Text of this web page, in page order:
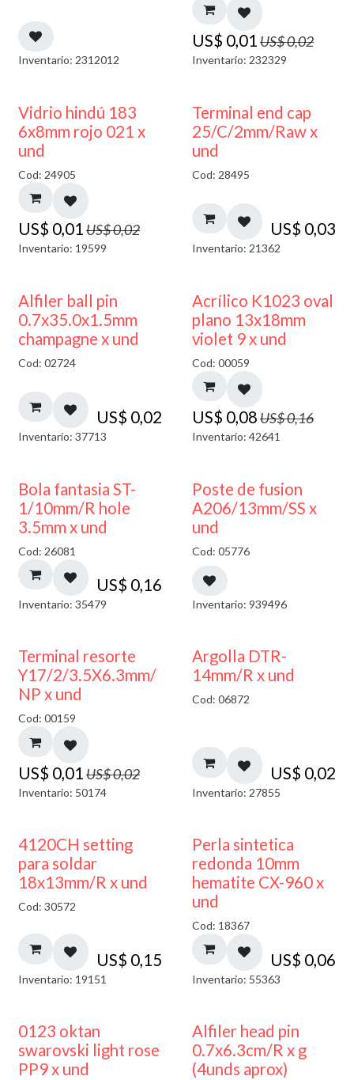
Inventario: 2312012
US$ 0,01US$0,02
Inventario: 232329
40% DESCUENTO
Vidrio hindú 183
6x8mm rojo 021 x
und
Cod: 24905
US$ 0,01US$0,02
Inventario: 19599
Terminal end cap
25/C/2mm/Raw x
und
Cod: 28495
US$ 0,03
Inventario: 21362
Alfiler ball pin
0.7x35.0x1.5mm
champagne x und
Cod: 02724
US$ 0,02
Inventario: 37713
50% DESCUENTO
Acrílico K1023 oval
plano 13x18mm
violet 9 x und
Cod: 00059
US$ 0,08US$0,16
Inventario: 42641
Bola fantasia ST-
1/10mm/R hole
3.5mm x und
Cod: 26081
US$ 0,16
Inventario: 35479
Poste de fusion
A206/13mm/SS x
und
Cod: 05776
Inventario: 939496
50% DESCUENTO
Terminal resorte
Y17/2/3.5X6.3mm/
NP x und
Cod: 00159
US$ 0,01 US$0,02
Inventario: 50174
Argolla DTR-
14mm/R x und
Cod: 06872
US$ 0,02
Inventario: 27855
4120CH setting
para soldar
18x13mm/R x und
Cod: 30572
US$ 0,15
Inventario: 19151
Perla sintetica
redonda 10mm
hematite CX-960 x
und
Cod: 18367
US$ 0,06
Inventario: 55363
0123 oktan
swarovski light rose
PP9 x und
Alfiler head pin
0.7x6.3cm/R x g
(4unds aprox)